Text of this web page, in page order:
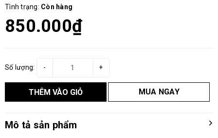
Tình trạng: Còn hàng
850.000₫
Số lượng: +
-
THÊM VÀO GIỎ MUA NGAY
Mô tả sản phẩm